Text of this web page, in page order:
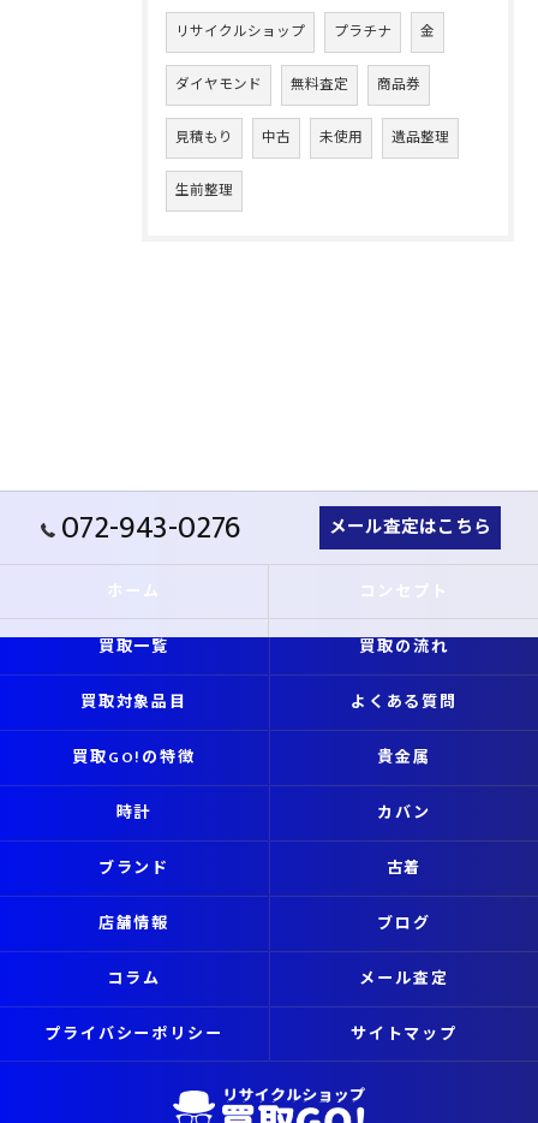
リサイクルショップ プラチナ 金
ダイヤモンド 無料査定 商品券
見積もり 中古 未使用 遺品整理
生前整理
072-943-0276 メール査定はこちら
ホーム コンセプト
買取一覧 買取の流れ
買取対象品目 よくある質問
買取GO!の特徴 貴金属
時計 カバン
ブランド 古着
店舗情報 ブログ
コラム メール査定
プライバシーポリシー サイトマップ